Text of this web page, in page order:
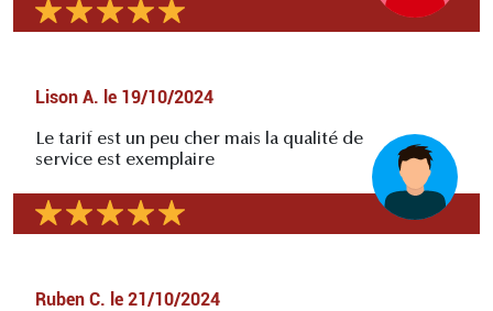
Lison A. le 19/10/2024
Le tarif est un peu cher mais la qualité de
service est exemplaire
Ruben C. le 21/10/2024